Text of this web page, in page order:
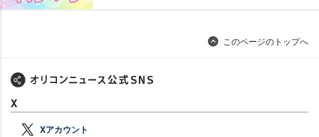
このページのトップへ
X
Xアカウント